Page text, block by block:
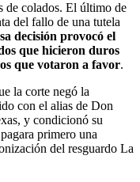
de colados. El último de
del fallo de una tutela
decisión provocó el
que hicieron duros
que votaron a favor.
la corte negó la
con el alias de Don
y condicionó su
primero una
del resguardo La